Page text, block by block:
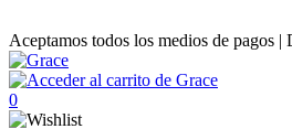
Aceptamos todos los medios de pagos
0